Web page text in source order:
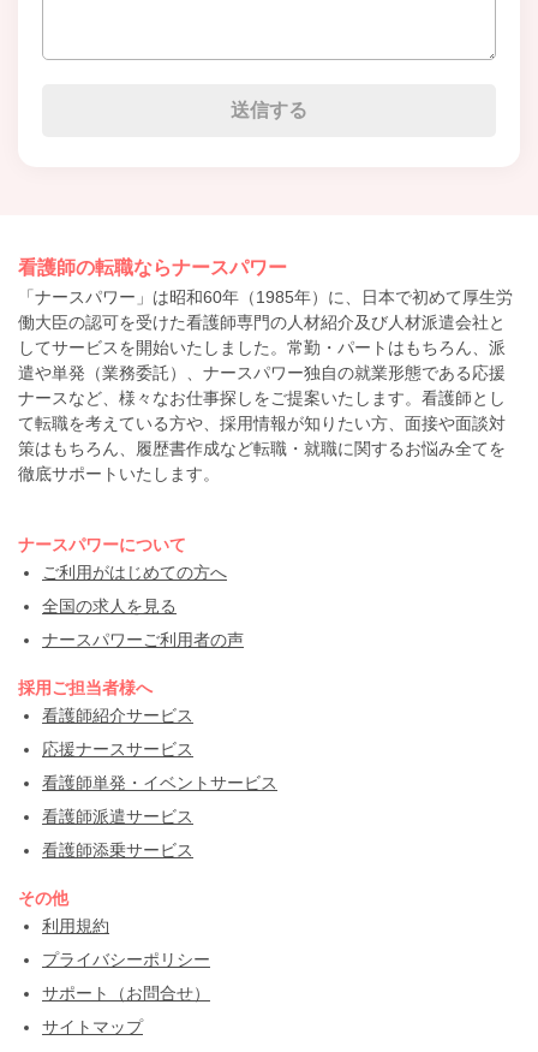
看護師の転職ならナースパワー
「ナースパワー」は昭和60年（1985年）に、日本で初めて厚生労
働大臣の認可を受けた看護師専門の人材紹介及び人材派遣会社と
してサービスを開始いたしました。常勤・パートはもちろん、派
遣や単発（業務委託）、ナースパワー独自の就業形態である応援
ナースなど、様々なお仕事探しをご提案いたします。看護師とし
て転職を考えている方や、採用情報が知りたい方、面接や面談対
策はもちろん、履歴書作成など転職・就職に関するお悩み全てを
徹底サポートいたします。
ナースパワーについて
ご利用がはじめての方へ
全国の求人を見る
ナースパワーご利用者の声
採用ご担当者様へ
看護師紹介サービス
応援ナースサービス
看護師単発・イベントサービス
看護師派遣サービス
看護師添乗サービス
その他
利用規約
プライバシーポリシー
サポート（お問合せ）
サイトマップ